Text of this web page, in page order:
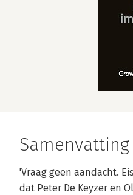
Samenvatting
'Vraag geen aandacht.
dat Peter De Keyzer en